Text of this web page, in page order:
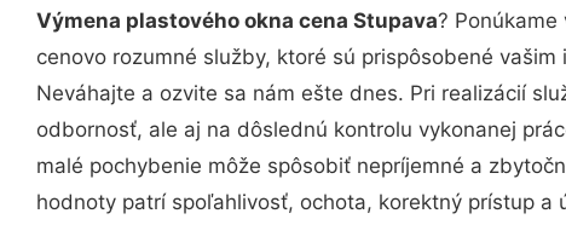
Výmena plastového okna cena Stupava?
cenovo rozumné služby, ktoré sú prispôsobené
Neváhajte a ozvite sa nám ešte dnes. Pri realizácií
odbornosť, ale aj na dôslednú kontrolu vykonanej
malé pochybenie môže spôsobiť nepríjemné a
hodnoty patrí spoľahlivosť, ochota, korektný prístup a